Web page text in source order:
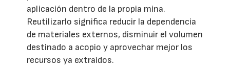
aplicación dentro de la propia mina.
Reutilizarlo significa reducir la dependencia
de materiales externos, disminuir el volumen
destinado a acopio y aprovechar mejor los
recursos ya extraídos.